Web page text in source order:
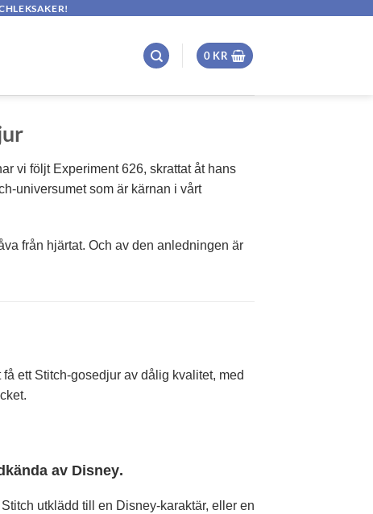
0 KR
vi följt Experiment 626, skrattat åt hans
universumet som är kärnan i vårt
från hjärtat. Och av den anledningen är
ett Stitch-gosedjur av dålig kvalitet, med
av Disney.
utklädd till en Disney-karaktär, eller en